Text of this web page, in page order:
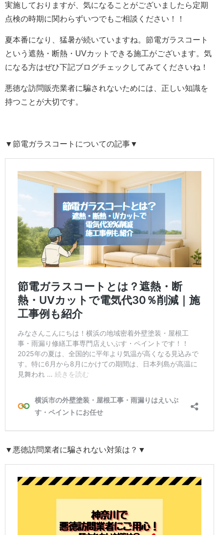
実施しておりますが、気になることがございましたら定期
点検の時期に関わらずいつでもご相談ください！！
夏本番になり、猛暑が続いていますね。節電ガラスコート
という遮熱・断熱・UVカットできる施工がございます。気
になる方はぜひ下記ブログチェックしてみてくださいね！
悪徳な訪問販売業者に騙されないためには、正しい知識を
持つことが大切です。
▼節電ガラスコートについての記事▼
▼悪徳訪問業者に騙されない対策は？▼